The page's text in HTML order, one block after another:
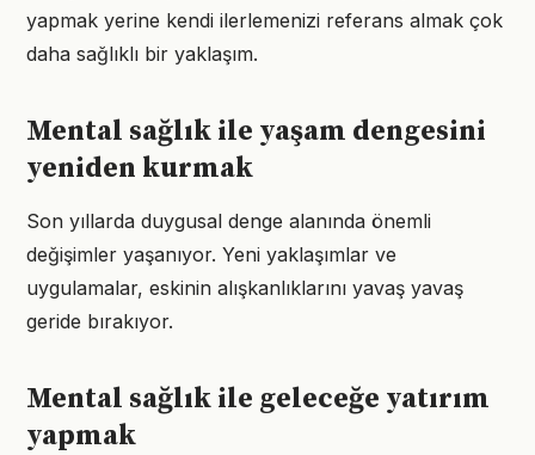
yapmak yerine kendi ilerlemenizi referans almak çok
daha sağlıklı bir yaklaşım.
Mental sağlık ile yaşam dengesini
yeniden kurmak
Son yıllarda duygusal denge alanında önemli
değişimler yaşanıyor. Yeni yaklaşımlar ve
uygulamalar, eskinin alışkanlıklarını yavaş yavaş
geride bırakıyor.
Mental sağlık ile geleceğe yatırım
yapmak